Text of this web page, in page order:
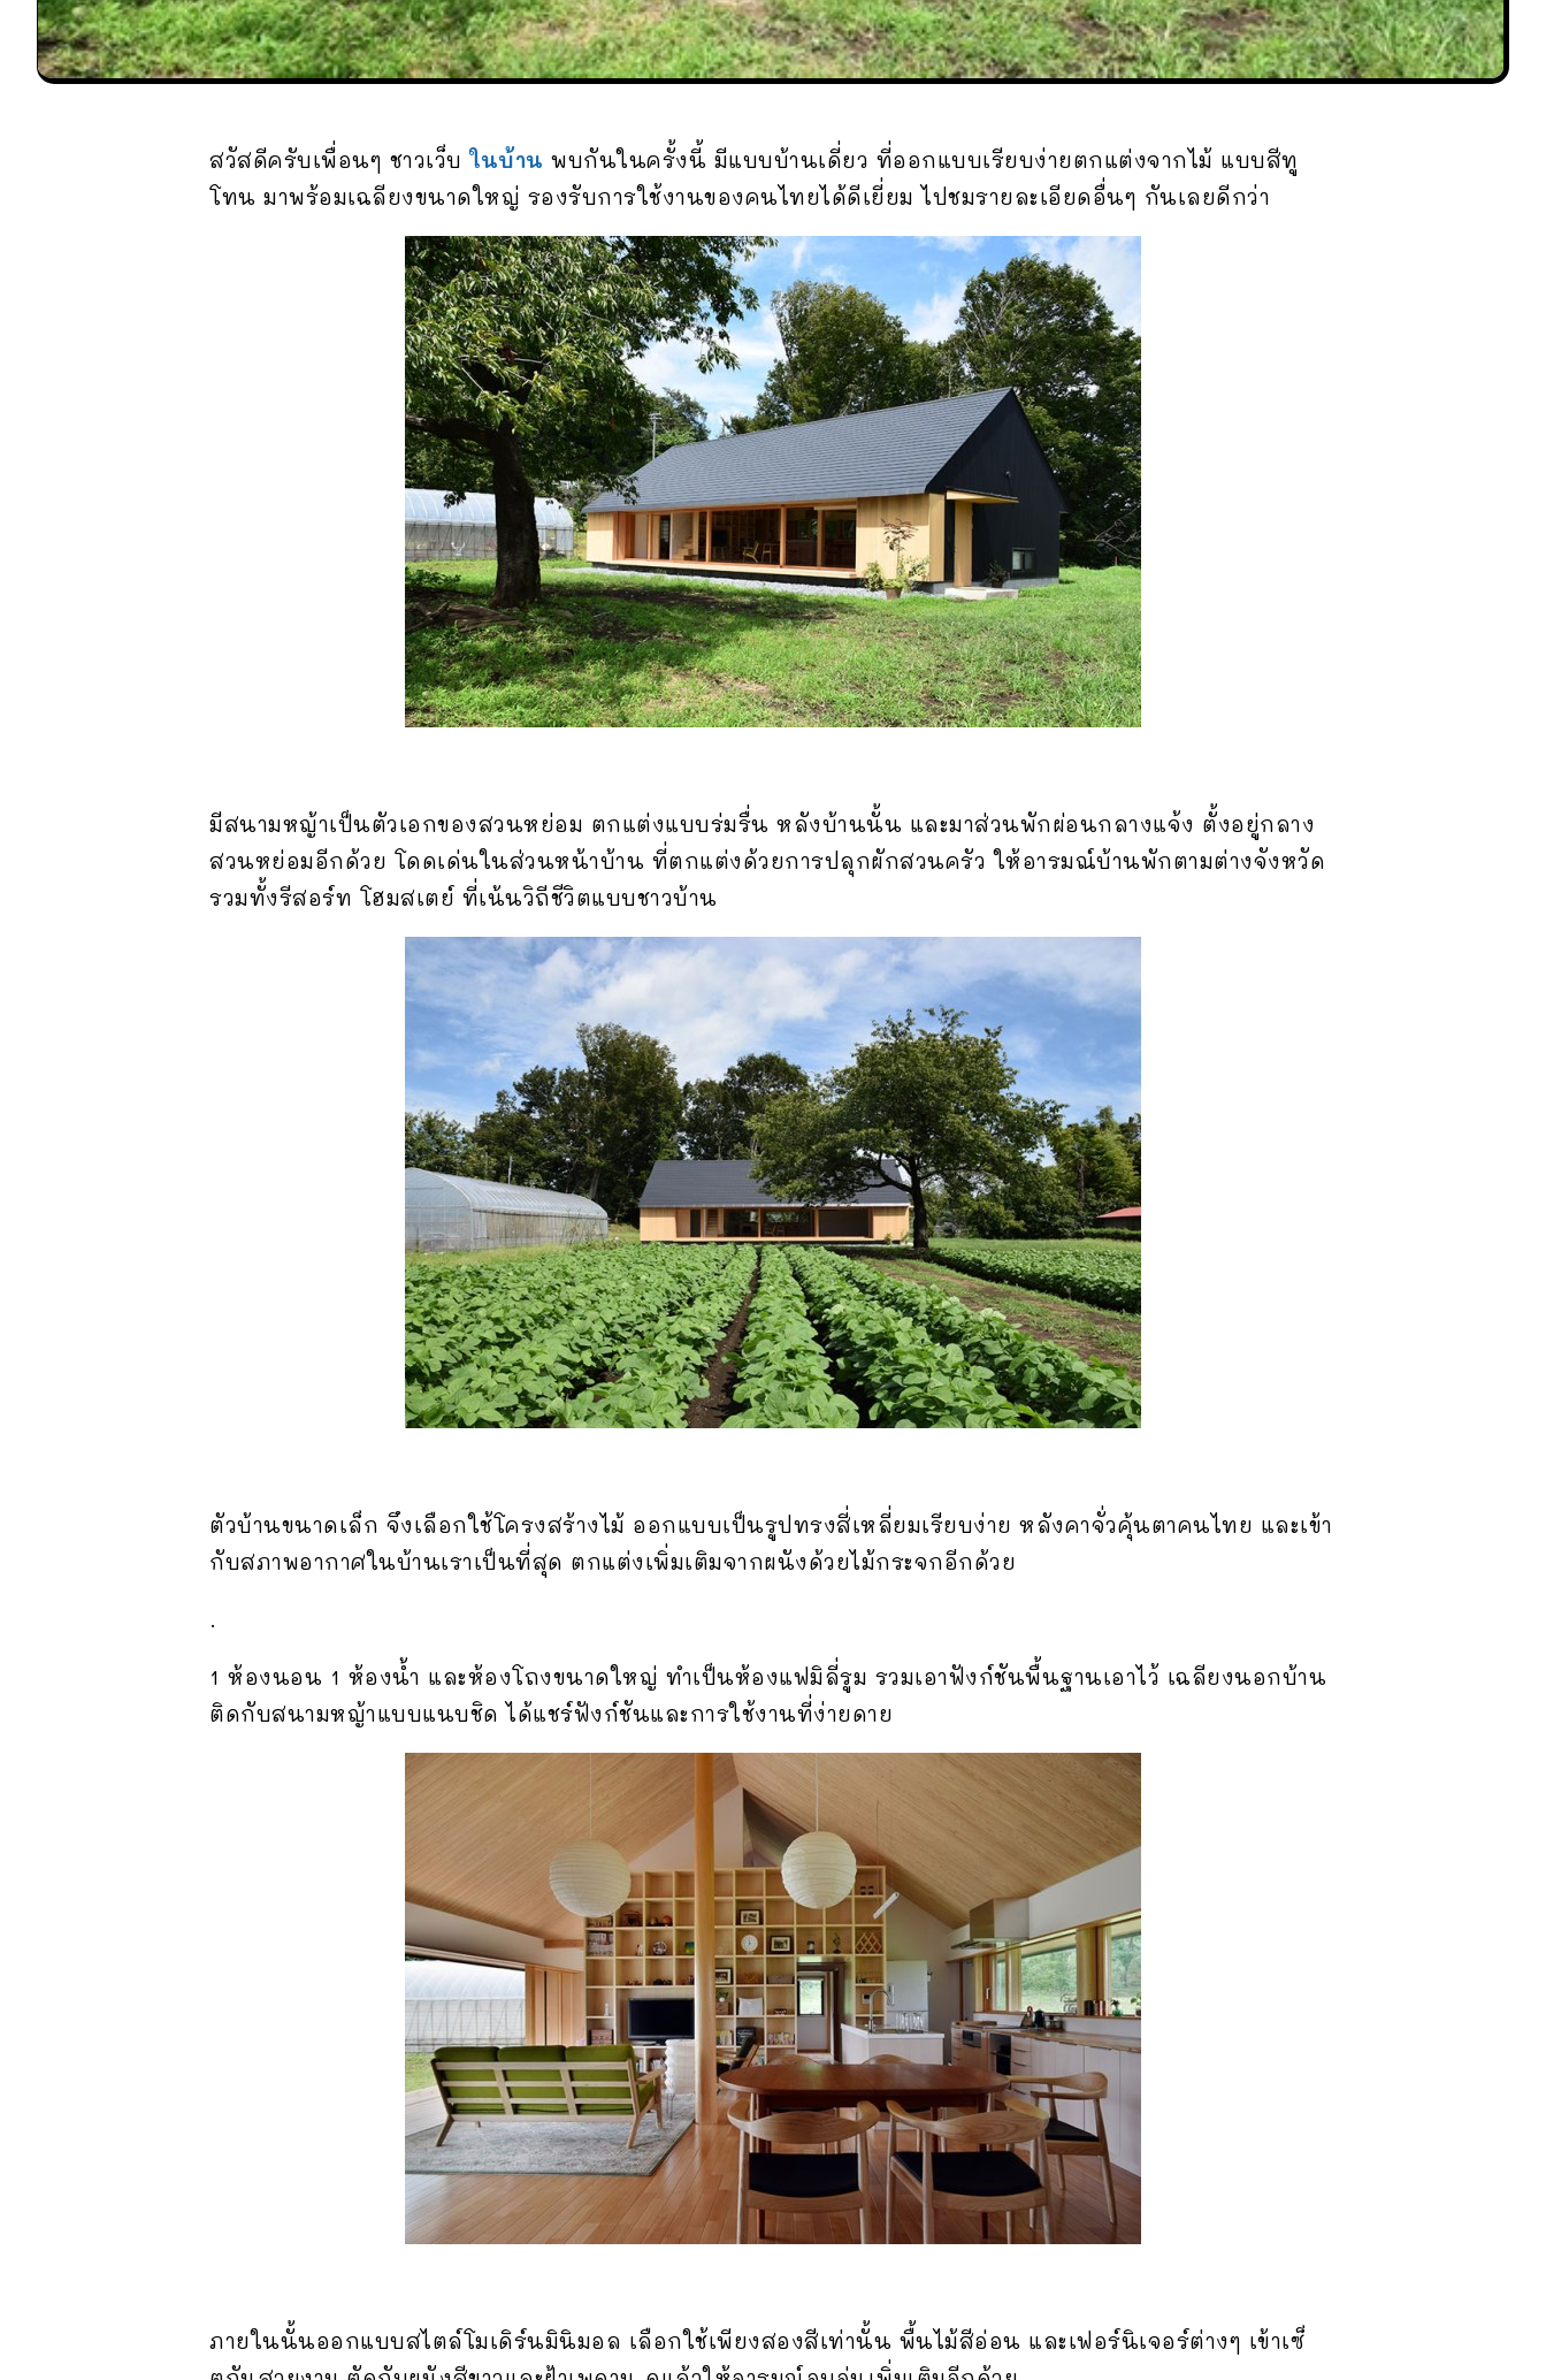
สวัสดีครับเพื่อนๆ ชาวเว็บในบ้าน พบกันในครั้งนี้ มีแบบบ้านเดี่ยว ที่ออกแบบเรียบง่ายตกแต่งจากไม้ แบบสีทู
โทน มาพร้อมเฉลียงขนาดใหญ่ รองรับการใช้งานของคนไทยได้ดีเยี่ยม ไปชมรายละเอียดอื่นๆ กันเลยดีกว่า
มีสนามหญ้าเป็นตัวเอกของสวนหย่อม ตกแต่งแบบร่มรื่น หลังบ้านนั้น และมาส่วนพักผ่อนกลางแจ้ง ตั้งอยู่กลาง
สวนหย่อมอีกด้วย โดดเด่นในส่วนหน้าบ้าน ที่ตกแต่งด้วยการปลุกผักสวนครัว ให้อารมณ์บ้านพักตามต่างจังหวัด
รวมทั้งรีสอร์ท โฮมสเตย์ ที่เน้นวิถีชีวิตแบบชาวบ้าน
ตัวบ้านขนาดเล็ก จึงเลือกใช้โครงสร้างไม้ ออกแบบเป็นรูปทรงสี่เหลี่ยมเรียบง่าย หลังคาจั่วคุ้นตาคนไทย และเข้า
กับสภาพอากาศในบ้านเราเป็นที่สุด ตกแต่งเพิ่มเติมจากผนังด้วยไม้กระจกอีกด้วย
.
1 ห้องนอน 1 ห้องน้ำ และห้องโถงขนาดใหญ่ ทำเป็นห้องแฟมิลี่รูม รวมเอาฟังก์ชันพื้นฐานเอาไว้ เฉลียงนอกบ้าน
ติดกับสนามหญ้าแบบแนบชิด ได้แชร์ฟังก์ชันและการใช้งานที่ง่ายดาย
ภายในนั้นออกแบบสไตล์โมเดิร์นมินิมอล เลือกใช้เพียงสองสีเท่านั้น พื้นไม้สีอ่อน และเฟอร์นิเจอร์ต่างๆ เข้าเซ็